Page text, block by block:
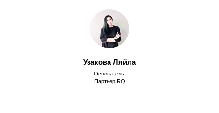
Узакова Ляйла
Основатель,
Партнер RQ